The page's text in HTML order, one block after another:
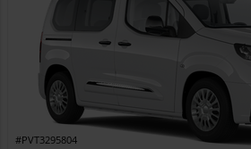
#PVT3295804